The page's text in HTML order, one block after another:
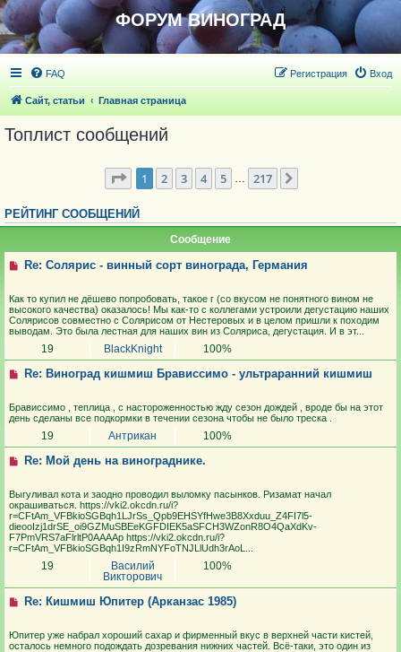
ФОРУМ ВИНОГРАД
FAQ Вход
Регистрация
Сайт, статьи Главная страница
Топлист сообщений
Страница из 1083
1 2 3 4 5 … 217
РЕЙТИНГ СООБЩЕНИЙ
Сообщение
Re: Солярис - винный сорт винограда, Германия
Как то купил не дёшево попробовать, такое г (со вкусом не понятного вином не
высокого качества) оказалось! Мы как-то с коллегами устроили дегустацию наших
Солярисов совместно с Солярисом от Нестеровых и в целом пришли к походим
выводам. Это была лестная для наших вин из Соляриса, дегустация. И в эт...
19 BlackKnight 100%
Re: Виноград кишмиш Брависсимо - ультраранний кишмиш
Брависсимо , теплица , с настороженностью жду сезон дождей , вроде бы на этот
день сделаны все подкормки в течении сезона чтобы не было треска .
19 Антрикан 100%
Re: Мой день на винограднике.
Выгуливал кота и заодно проводил выломку пасынков. Ризамат начал
окрашиваться. https://vki2.okcdn.ru/i?
r=CFtAm_VFBkioSGBqh1LJrSs_Qpb9EHSYfHwe3B8Xxduu_Z4FI7l5-
dieooIzj1drSE_oi9GZMuSBEeKGFDIEK5aSFCH3WZonR8O4QaXdKv-
F7PmVRS7aFlrltP0AAAAp https://vki2.okcdn.ru/i?
r=CFtAm_VFBkioSGBqh1I9zRmNYFoTNJLlUdh3rAoL...
19
Василий
Викторович
100%
Re: Кишмиш Юпитер (Арканзас 1985)
Юпитер уже набрал хороший сахар и фирменный вкус в верхней части кистей,
осталось немного подождать дозревания нижних частей. Всё-таки, это один из